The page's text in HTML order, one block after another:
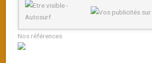
Nos références